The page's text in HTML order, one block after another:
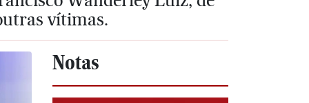
vítimas.
Notas